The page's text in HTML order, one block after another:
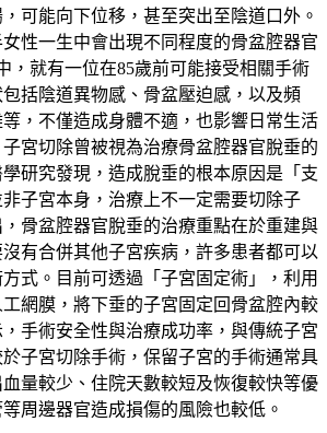
可能向下位移，甚至突出至陰道口外。
性一生中會出現不同程度的骨盆腔器官
，就有一位在85歲前可能接受相關手術
括陰道異物感、骨盆壓迫感，以及頻
，不僅造成身體不適，也影響日常生活
宮切除曾被視為治療骨盆腔器官脫垂的
研究發現，造成脫垂的根本原因是「支
子宮本身，治療上不一定需要切除子
骨盆腔器官脫垂的治療重點在於重建與
有合併其他子宮疾病，許多患者都可以
式。目前可透過「子宮固定術」，利用
網膜，將下垂的子宮固定回骨盆腔內較
手術安全性與治療成功率，與傳統子宮
子宮切除手術，保留子宮的手術通常具
量較少、住院天數較短及恢復較快等優
周邊器官造成損傷的風險也較低。